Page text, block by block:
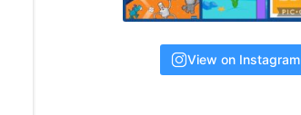
View on Instagram